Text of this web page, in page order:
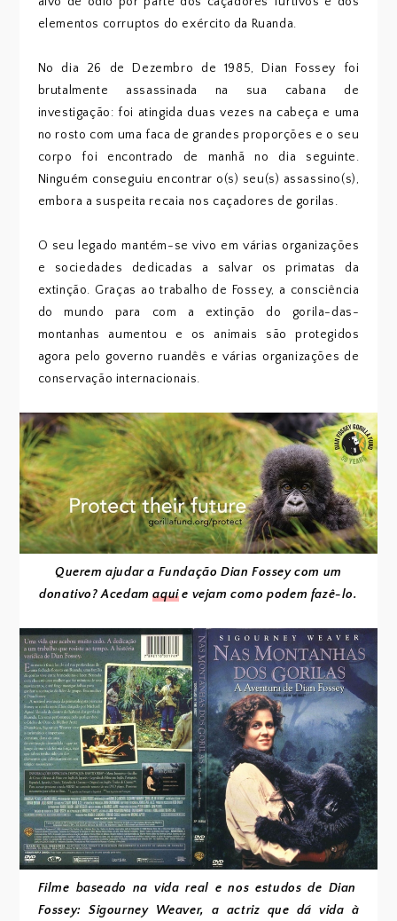
elementos corruptos do exército da Ruanda.
No dia 26 de Dezembro de 1985, Dian Fossey foi
brutalmente assassinada na sua cabana de
investigação: foi atingida duas vezes na cabeça e uma
no rosto com uma faca de grandes proporções e o seu
corpo foi encontrado de manhã no dia seguinte.
Ninguém conseguiu encontrar o(s) seu(s) assassino(s),
embora a suspeita recaia nos caçadores de gorilas.
O seu legado mantém-se vivo em várias organizações
e sociedades dedicadas a salvar os primatas da
extinção. Graças ao trabalho de Fossey, a consciência
do mundo para com a extinção do gorila-das-
montanhas aumentou e os animais são protegidos
agora pelo governo ruandês e várias organizações de
conservação internacionais.
Querem ajudar a Fundação Dian Fossey com um
donativo? Acedamaquie vejam como podem fazê-lo.
Filme baseado na vida real e nos estudos de Dian
Fossey: Sigourney Weaver, a actriz que dá vida à